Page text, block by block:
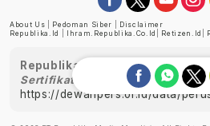
About Us Pedoman Siber
Disclaimer
Republika.id
Ihram.republika.co.id Retizen.id
Republika telah diverifikasi
Sertifikat Nomor 1058/DP-
https://dewanpers.or.id/data/